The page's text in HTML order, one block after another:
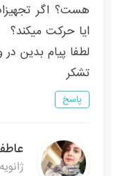
هست؟ اگر
ایا حرکت میکند؟
لطفا پیام بدین
تشکر
پاسخ
ژانویه 2, 2022 در 12:21 ب.ظ